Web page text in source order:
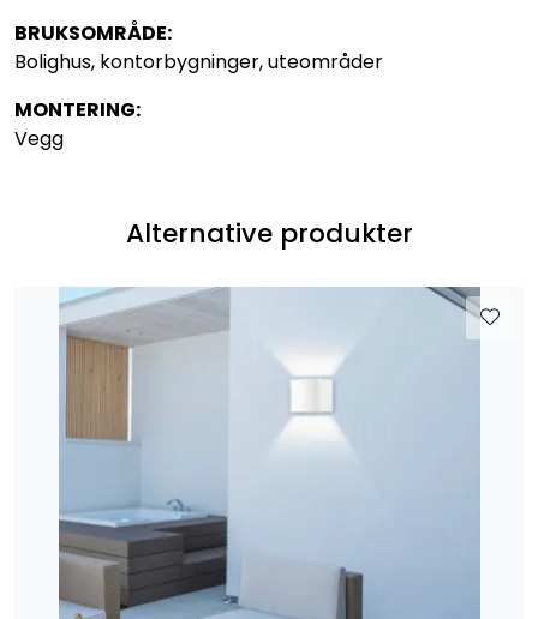
BRUKSOMRÅDE:
Bolighus, kontorbygninger, uteområder
MONTERING:
Vegg
Alternative produkter